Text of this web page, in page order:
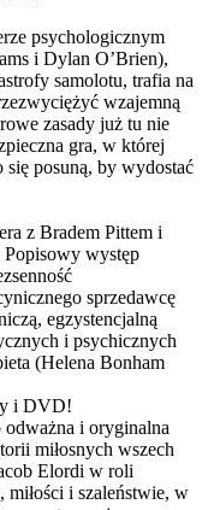
psychologicznym
i Dylan O’Brien),
samolotu, trafia na
wzajemną
zasady już tu nie
gra, w której
się posuną, by wydostać
z Bradem Pittem i
występ
sprzedawcę
egzystencjalną
i psychicznych
(Helena Bonham
i DVD!
i oryginalna
miłosnych wszech
Elordi w roli
i szaleństwie, w